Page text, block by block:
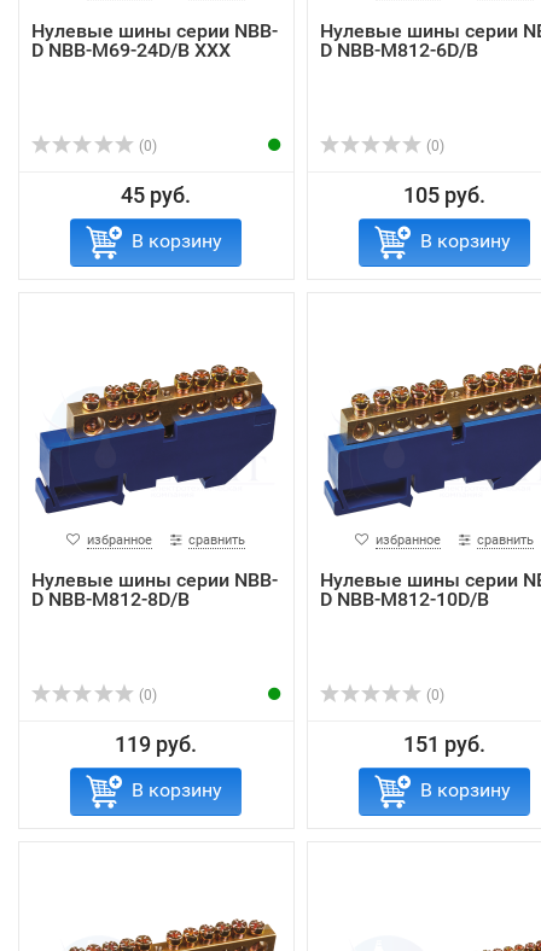
Нулевые шины серии NBB-
D NBB-M69-24D/B XXX
(0)
45 руб.
В корзину
Нулевые шины серии
D NBB-M812-6D/B
(0)
105 руб.
В корзину
избранное сравнить
Нулевые шины серии NBB-
D NBB-M812-8D/B
(0)
119 руб.
В корзину
избранное сравнить
Нулевые шины серии
D NBB-M812-10D/B
(0)
151 руб.
В корзину